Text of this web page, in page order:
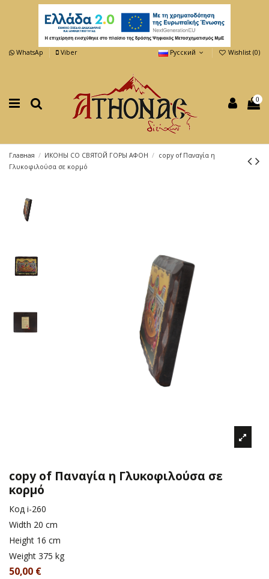
WhatsAp Viber Русский Wishlist (0)
0
Главная ИКОНЫ СО СВЯТОЙ ГОРЫ АФОН
copy of Παναγία η
Γλυκοφιλούσα σε κορμό
copy of Παναγία η Γλυκοφιλούσα σε
κορμό
Код i-260
Width 20 cm
Height 16 cm
Weight 375 kg
50,00 €